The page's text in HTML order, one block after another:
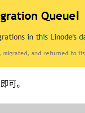
可。